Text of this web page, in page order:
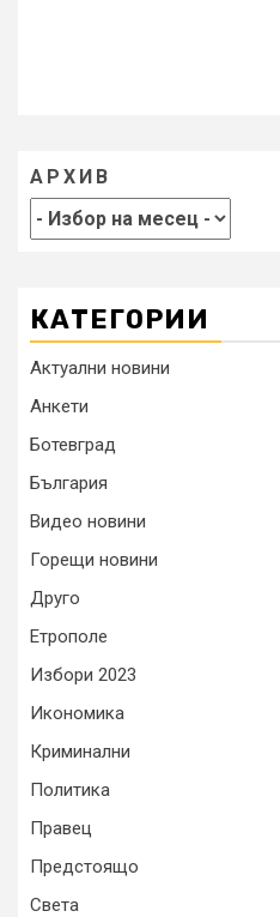
АРХИВ
КАТЕГОРИИ
Актуални новини
Анкети
Ботевград
България
Видео новини
Горещи новини
Друго
Етрополе
Избори 2023
Икономика
Криминални
Политика
Правец
Предстоящо
Света